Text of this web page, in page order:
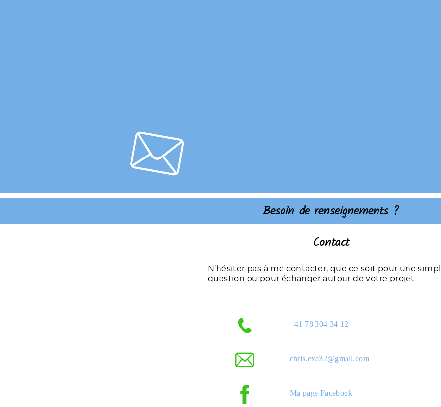
Besoin de renseignements ?
Contact
N’hésiter pas à me contacter, que ce soit pour une
question ou pour échanger autour de votre projet.
+41 78 304 34 12
chris.exe32@gmail.com
Ma page Facebook